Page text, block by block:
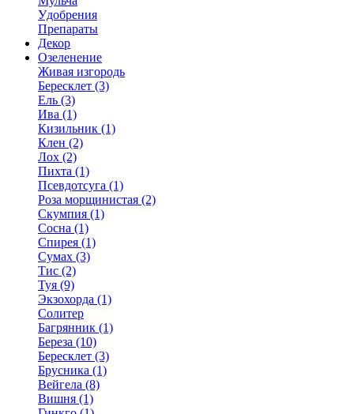
Удобрения
Препараты
Декор
Озеленение
Живая изгородь
Бересклет (3)
Ель (3)
Ива (1)
Кизильник (1)
Клен (2)
Лох (2)
Пихта (1)
Псевдотсуга (1)
Роза морщинистая (2)
Скумпия (1)
Сосна (1)
Спирея (1)
Сумах (3)
Тис (2)
Туя (9)
Экзохорда (1)
Солитер
Багрянник (1)
Береза (10)
Бересклет (3)
Брусника (1)
Вейгела (8)
Вишня (1)